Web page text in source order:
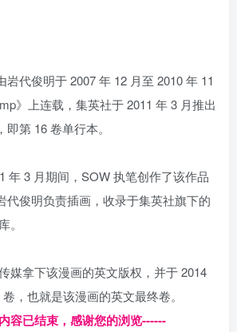
岩代俊明于 2007 年 12 月至 2010 年 11
》上连载，集英社于 2011 年 3 月推出
第 16 卷单行本。
年 3 月期间，SOW 执笔创作了该作品
代俊明负责插画，收录于集英社旗下的
。
媒拿下该漫画的英文版权，并于 2014
，也就是该漫画的英文最终卷。
容已结束，感谢您的浏览------